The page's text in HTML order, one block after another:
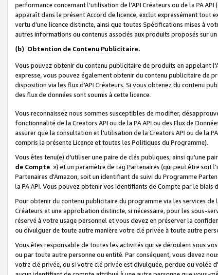
performance concernant l'utilisation de l’API Créateurs ou de la PA
apparaît dans le présent Accord de licence, exclut expressément tout
vertu d'une licence distincte, ainsi que toutes Spécifications mises à
autres informations ou contenus associés aux produits proposés sur
(b) Obtention de Contenu Publicitaire.
Vous pouvez obtenir du contenu publicitaire de produits en appelant
expresse, vous pouvez également obtenir du contenu publicitaire de
disposition via les flux d'API Créateurs. Si vous obtenez du contenu
des flux de données sont soumis à cette licence.
Vous reconnaissez nous sommes susceptibles de modifier,
fonctionnalité de la Creators API ou de la PA API ou des Flux de
assurer que la consultation et l'utilisation de la Creators API ou de la
compris la présente Licence et toutes les Politiques du Programme).
Vous êtes tenu(e) d'utiliser une paire de clés publiques, ainsi qu'une
de Compte ») et un paramètre de tag Partenaires (qui peut être soit
Partenaires d'Amazon, soit un identifiant de suivi du Programme
la PA API. Vous pouvez obtenir vos Identifiants de Compte par le biais
Pour obtenir du contenu publicitaire du programme via les services
Créateurs et une approbation distincte, si nécessaire, pour les sous-
réservé à votre usage personnel et vous devez en préserver la
ou divulguer de toute autre manière votre clé privée à toute autre
Vous êtes responsable de toutes les activités qui se déroulent sous
ou par toute autre personne ou entité. Par conséquent, vous devez
votre clé privée, ou si votre clé privée est divulguée, perdue ou volée